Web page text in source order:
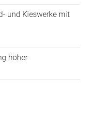
und Kieswerke mit
höher